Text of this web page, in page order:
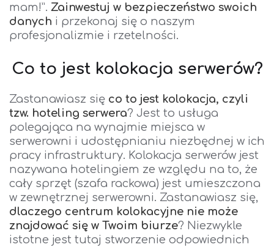
mam!”. Zainwestuj w bezpieczeństwo swoich
danych i przekonaj się o naszym
profesjonalizmie i rzetelności.
Co to jest kolokacja serwerów?
Zastanawiasz się co to jest kolokacja, czyli
tzw. hoteling serwera? Jest to usługa
polegająca na wynajmie miejsca w
serwerowni i udostępnianiu niezbędnej w ich
pracy infrastruktury. Kolokacja serwerów jest
nazywana hotelingiem ze względu na to, że
cały sprzęt (szafa rackowa) jest umieszczona
w zewnętrznej serwerowni. Zastanawiasz się,
dlaczego centrum kolokacyjne nie może
znajdować się w Twoim biurze? Niezwykle
istotne jest tutaj stworzenie odpowiednich